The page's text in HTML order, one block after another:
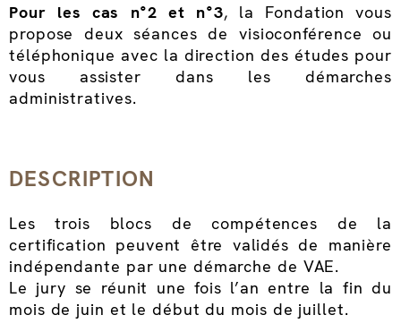
Pour les cas n°2 et n°3, la Fondation vous
propose deux séances de visioconférence ou
téléphonique avec la direction des études pour
vous assister dans les démarches
administratives.
DESCRIPTION
Les trois blocs de compétences de la
certification peuvent être validés de manière
indépendante par une démarche de VAE.
Le jury se réunit une fois l’an entre la fin du
mois de juin et le début du mois de juillet.